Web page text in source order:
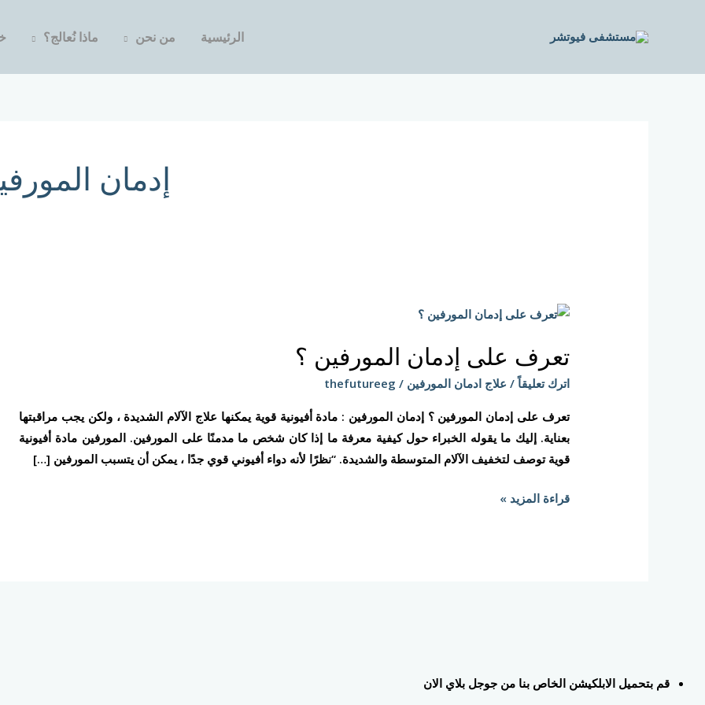
الرئيسية من نحن ماذا نُعالج؟
إدمان
تعرف على إدمان المورفين ؟
اترك تعليقاً / علاج ادمان المورفين /
thefutureeg
تعرف على إدمان المورفين ؟ إدمان المورفين : مادة أفيونية قوية يمكنها علاج الآلام الشديدة ، ولكن يجب مراقبتها
بعناية. إليك ما يقوله الخبراء حول كيفية معرفة ما إذا كان شخص ما مدمنًا على المورفين. المورفين مادة أفيونية
قوية توصف لتخفيف الآلام المتوسطة والشديدة. “نظرًا لأنه دواء أفيوني قوي جدًا ، يمكن أن يتسبب المورفين […]
تعرف
إدمان
المورفين
قراءة المزيد »
قم بتحميل الابلكيشن الخاص بنا من جوجل بلاي الان